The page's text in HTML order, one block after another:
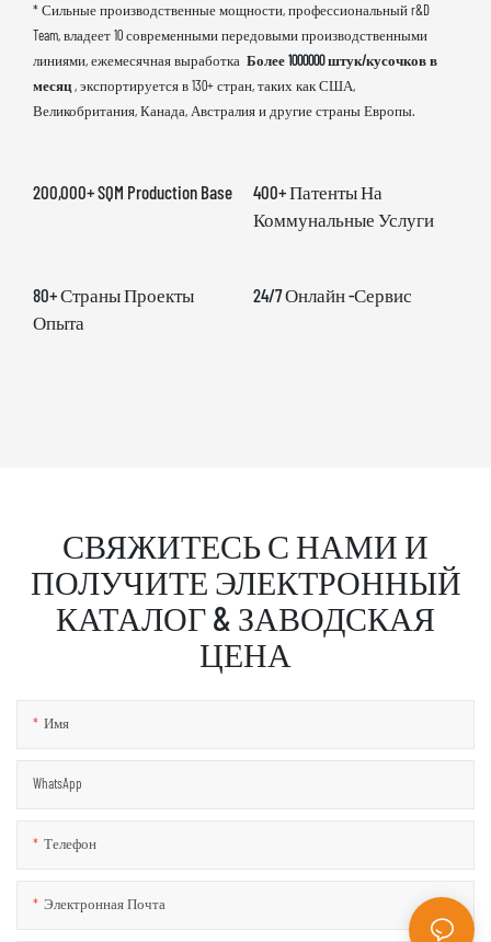
* Сильные производственные мощности, профессиональный r&D
Team, владеет 10 современными передовыми производственными
линиями, ежемесячная выработка Более 1000000 штук/кусочков в
месяц, экспортируется в 130+ стран, таких как США,
Великобритания, Канада, Австралия и другие страны Европы.
200,000+ SQM Production Base
400+ Патенты На
Коммунальные Услуги
80+ Страны Проекты
Опыта
24/7 Онлайн -сервис
СВЯЖИТЕСЬ С НАМИ И
ПОЛУЧИТЕ ЭЛЕКТРОННЫЙ
КАТАЛОГ & ЗАВОДСКАЯ
ЦЕНА
Имя
WhatsApp
Телефон
Электронная Почта